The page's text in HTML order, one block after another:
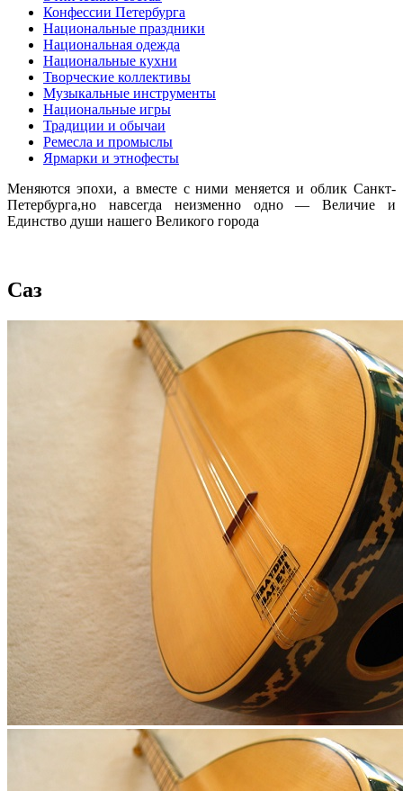
Конфессии Петербурга
Национальные праздники
Национальная одежда
Национальные кухни
Творческие коллективы
Музыкальные инструменты
Национальные игры
Традиции и обычаи
Ремесла и промыслы
Ярмарки и этнофесты
Меняются эпохи, а вместе с ними меняется и облик Санкт-
Петербурга,но навсегда неизменно одно — Величие и
Единство души нашего Великого города
Саз